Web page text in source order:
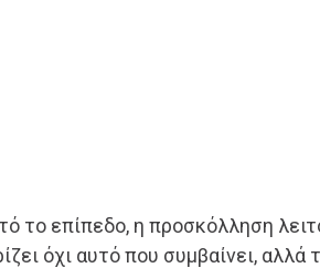
το επίπεδο, η προσκόλληση
όχι αυτό που συμβαίνει, αλλά